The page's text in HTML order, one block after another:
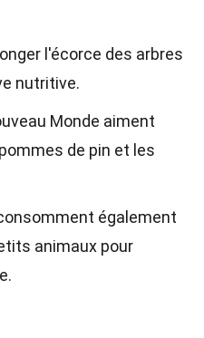
l'écorce des arbres
nutritive.
Monde aiment
de pin et les
également
animaux pour